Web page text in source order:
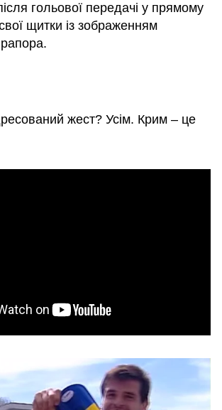
гольової передачі у прямому
щитки із зображенням
жест? Усім. Крим – це